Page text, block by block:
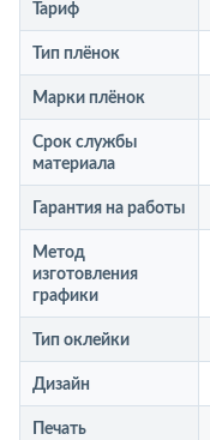
Тариф
Тип плёнок
Марки плёнок
Срок службы
материала
Гарантия на работы
Метод
изготовления
графики
Тип оклейки
Дизайн
Печать